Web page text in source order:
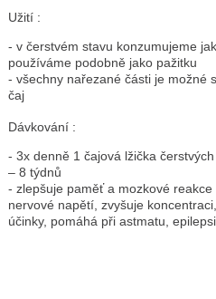
Užití :
- v čerstvém stavu konzumujeme
používáme podobně jako pažitku
- všechny nařezané části je možné
čaj
Dávkování :
- 3x denně 1 čajová lžička
– 8 týdnů
- zlepšuje paměť a mozkové
nervové napětí, zvyšuje
účinky, pomáhá při astmatu,